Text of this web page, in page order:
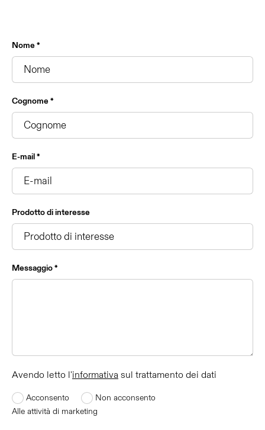
Nome *
Cognome *
E-mail *
Prodotto di interesse
Messaggio *
Avendo letto l'informativa sul trattamento dei dati
Acconsento
Non acconsento
Alle attività di marketing